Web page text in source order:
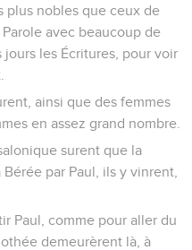
plus nobles que ceux de
avec beaucoup de
les Écritures, pour voir
ainsi que des femmes
en assez grand nombre.
surent que la
par Paul, ils y vinrent,
Paul, comme pour aller du
demeurèrent là, à